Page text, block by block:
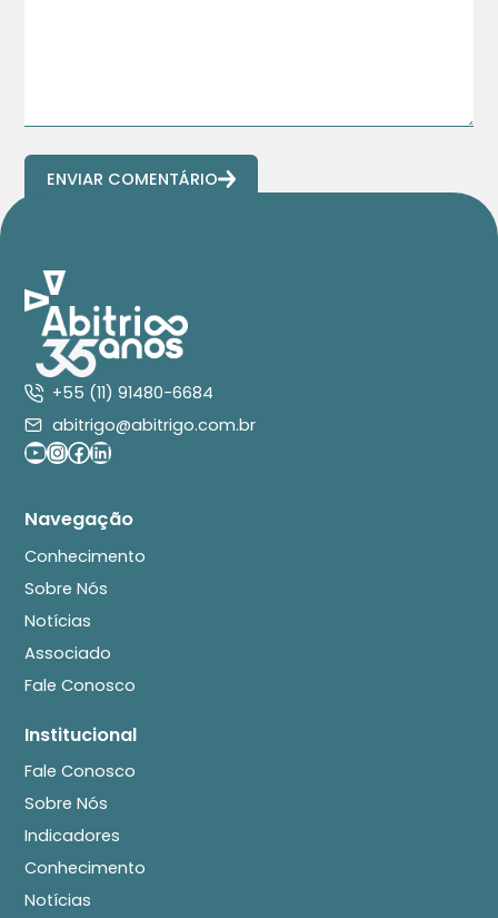
ENVIAR COMENTÁRIO
+55 (11) 91480-6684
abitrigo@abitrigo.com.br
Youtube
Instagram
Facebook
LinkedIn
Navegação
Conhecimento
Sobre Nós
Notícias
Associado
Fale Conosco
Institucional
Fale Conosco
Sobre Nós
Indicadores
Conhecimento
Notícias